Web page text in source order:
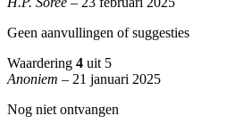
Geen aanvullingen of suggesties
Waardering 4 uit 5
Anoniem – 21 januari 2025
Nog niet ontvangen